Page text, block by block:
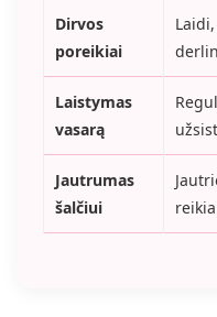
Dirvos
poreikiai
Laistymas
vasarą
Jautrumas
šalčiui